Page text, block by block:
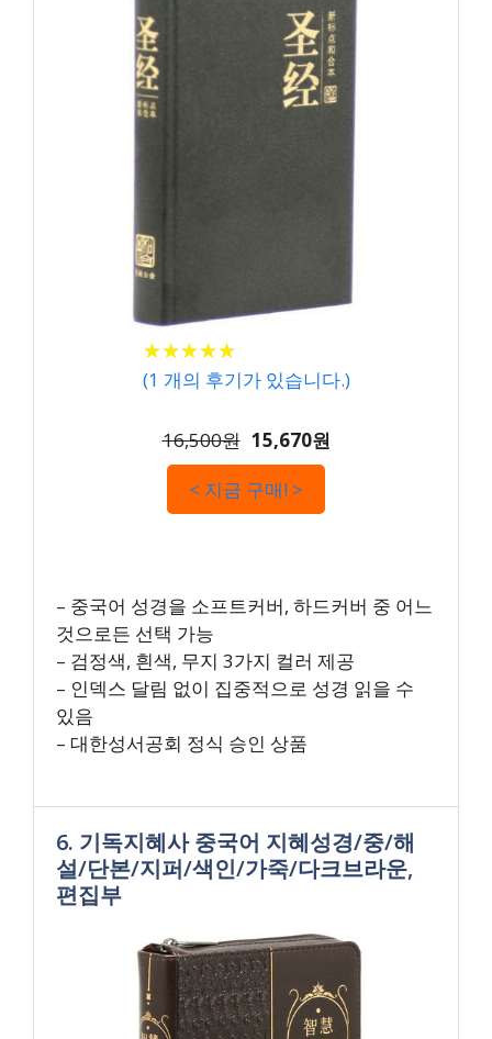
★★★★★
★★★★★
(1 개의 후기가 있습니다.)
16,500원 15,670원
< 지금 구매! >
– 중국어 성경을 소프트커버, 하드커버 중 어느
것으로든 선택 가능
– 검정색, 흰색, 무지 3가지 컬러 제공
– 인덱스 달림 없이 집중적으로 성경 읽을 수
있음
– 대한성서공회 정식 승인 상품
6. 기독지혜사 중국어 지혜성경/중/해
설/단본/지퍼/색인/가죽/다크브라운,
편집부